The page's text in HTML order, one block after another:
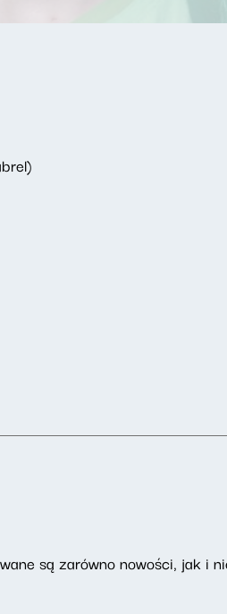
są zarówno nowości, jak i